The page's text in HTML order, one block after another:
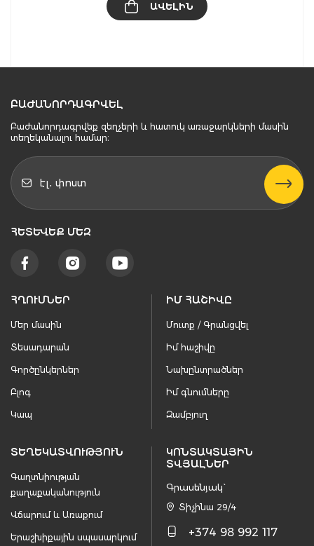
ԱՎԵԼԻՆ
ԲԱԺԱՆՈՐԴԱԳՐՎԵԼ
Բաժանորդագրվեք զեղչերի և հատուկ առաջարկների մասին
տեղեկանալու համար։
ՀԵՏԵՒԵՔ ՄԵԶ
ՀՂՈՒՄՆԵՐ
Մեր մասին
Տեսադարան
Գործընկերներ
Բլոգ
Կապ
ԻՄ ՀԱՇԻՎԸ
Մուտք / Գրանցվել
Իմ հաշիվը
Նախընտրածներ
Իմ գնումները
Զամբյուղ
ՏԵՂԵԿԱՏՎՈՒԹՅՈՒՆ
Գաղտնիության
քաղաքականություն
Վճարում և Առաքում
Երաշխիքային սպասարկում
ԿՈՆՏԱԿՏԱՅԻՆ
ՏՎՅԱԼՆԵՐ
Գրասենյակ`
Տիչինա 29/4
+374 98 992 117